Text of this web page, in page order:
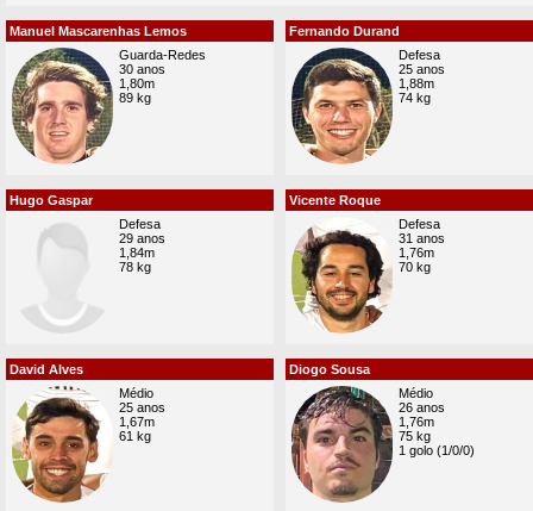
Manuel Mascarenhas Lemos
Guarda-Redes
30 anos
1,80m
89 kg
Fernando Durand
Defesa
25 anos
1,88m
74 kg
Hugo Gaspar
Defesa
29 anos
1,84m
78 kg
Vicente Roque
Defesa
31 anos
1,76m
70 kg
David Alves
Médio
25 anos
1,67m
61 kg
Diogo Sousa
Médio
26 anos
1,76m
75 kg
1 golo (1/0/0)